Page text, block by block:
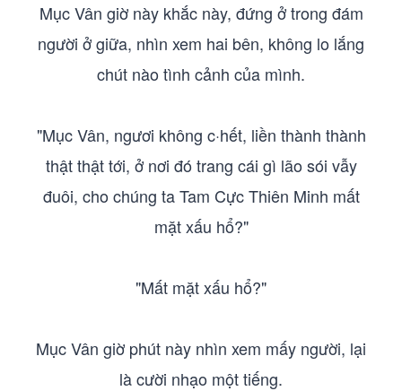
Mục Vân giờ này khắc này, đứng ở trong đám
người ở giữa, nhìn xem hai bên, không lo lắng
chút nào tình cảnh của mình.
"Mục Vân, ngươi không c·hết, liền thành thành
thật thật tới, ở nơi đó trang cái gì lão sói vẫy
đuôi, cho chúng ta Tam Cực Thiên Minh mất
mặt xấu hổ?"
"Mất mặt xấu hổ?"
Mục Vân giờ phút này nhìn xem mấy người, lại
là cười nhạo một tiếng.